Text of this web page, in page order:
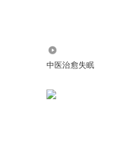
中医治愈失眠